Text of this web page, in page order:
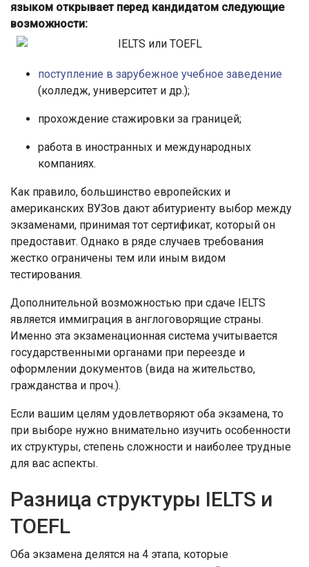
языком открывает перед кандидатом следующие
возможности:
поступление в зарубежное учебное заведение
(колледж, университет и др.);
прохождение стажировки за границей;
работа в иностранных и международных
компаниях.
Как правило, большинство европейских и
американских ВУЗов дают абитуриенту выбор между
экзаменами, принимая тот сертификат, который он
предоставит. Однако в ряде случаев требования
жестко ограничены тем или иным видом
тестирования.
Дополнительной возможностью при сдаче IELTS
является иммиграция в англоговорящие страны.
Именно эта экзаменационная система учитывается
государственными органами при переезде и
оформлении документов (вида на жительство,
гражданства и проч.).
Если вашим целям удовлетворяют оба экзамена, то
при выборе нужно внимательно изучить особенности
их структуры, степень сложности и наиболее трудные
для вас аспекты.
Разница структуры IELTS и
TOEFL
Оба экзамена делятся на 4 этапа, которые